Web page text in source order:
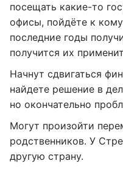
посещать какие-то
офисы, пойдёте к
последние годы
получится их
Начнут сдвигаться
найдете решение в
но окончательно
Могут произойти
родственников. У
другую страну.